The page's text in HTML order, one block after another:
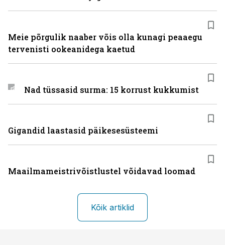
Meie põrgulik naaber võis olla kunagi peaaegu
tervenisti ookeanidega kaetud
Nad tüssasid surma: 15 korrust kukkumist
Gigandid laastasid päikesesüsteemi
Maailmameistrivõistlustel võidavad loomad
Kõik artiklid